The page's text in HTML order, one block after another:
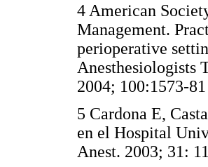
4 American
Management.
perioperative
Anesthesiologists
2004;
5 Cardona E,
en el Hospital
Anest. 2003;